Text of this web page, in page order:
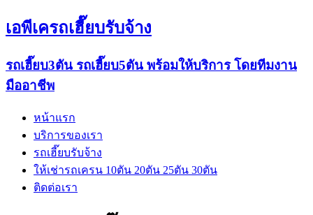
เอพีเครถเฮี๊ยบรับจ้าง
รถเฮี๊ยบ3ตัน รถเฮี๊ยบ5ตัน พร้อมให้บริการ โดยทีมงาน
มืออาชีพ
หน้าแรก
บริการของเรา
รถเฮี๊ยบรับจ้าง
ให้เช่ารถเครน 10ตัน 20ตัน 25ตัน 30ตัน
ติดต่อเรา